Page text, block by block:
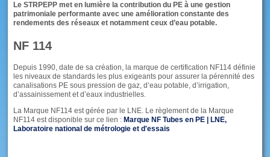
Le STRPEPP met en lumière la contribution du PE à une gestion
patrimoniale performante avec une amélioration constante des
rendements des réseaux et notamment ceux d’eau potable.
NF 114
Depuis 1990, date de sa création, la marque de certification NF114 définie
les niveaux de standards les plus exigeants pour assurer la pérennité des
canalisations PE sous pression de gaz, d’eau potable, d’irrigation,
d’assainissement et d’eaux industrielles.
La Marque NF114 est gérée par le LNE. Le règlement de la Marque
NF114 est disponible sur ce lien : Marque NF Tubes en PE | LNE,
Laboratoire national de métrologie et d'essais